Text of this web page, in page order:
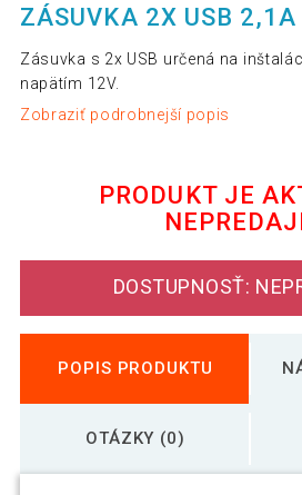
ZÁSUVKA 2X USB 2,1A
Zásuvka s 2x USB určená na
napätím 12V.
Zobraziť podrobnejší popis
PRODUKT JE
DOSTUPNOSŤ:
POPIS PRODUKTU
OTÁZKY (0)